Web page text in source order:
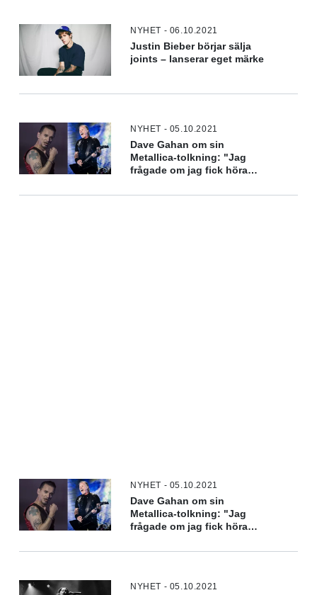
NYHET - 06.10.2021
Justin Bieber börjar sälja
joints – lanserar eget märke
NYHET - 05.10.2021
Dave Gahan om sin
Metallica-tolkning: "Jag
frågade om jag fick höra
NYHET - 05.10.2021
Dave Gahan om sin
Metallica-tolkning: "Jag
frågade om jag fick höra
NYHET - 05.10.2021